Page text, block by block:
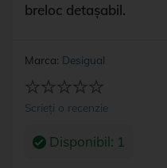
breloc detașabil.
Marca: Desigual
Scrieți o recenzie
Disponibil: 1